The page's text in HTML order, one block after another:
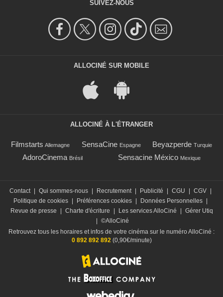
SUIVEZ-NOUS
ALLOCINÉ SUR MOBILE
ALLOCINÉ À L'ÉTRANGER
Filmstarts Allemagne SensaCine Espagne Beyazperde Turquie
AdoroCinema Brésil Sensacine México Mexique
Contact Qui sommes-nous Recrutement Publicité CGU CGV
Politique de cookies
Préférences cookies Données Personnelles
Revue de presse
Charte d'écriture Les services AlloCiné
Gérer Utiq
©AlloCiné
Retrouvez tous les horaires et infos de votre cinéma sur le numéro AlloCiné :
0 892 892 892(0,90€/minute)